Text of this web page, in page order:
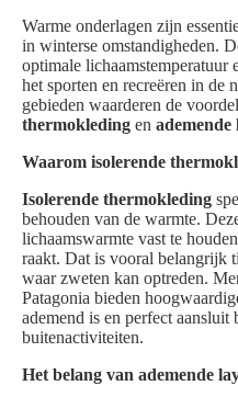
Warme onderlagen zijn
in winterse omstandigheden.
optimale lichaamstemperatuur
het sporten en recreëren in de
gebieden waarderen de
thermokleding en ademende
Waarom isolerende
Isolerende thermokleding
behouden van de warmte.
lichaamswarmte vast te
raakt. Dat is vooral belangrijk
waar zweten kan optreden.
Patagonia bieden
ademend is en perfect
buitenactiviteiten.
Het belang van ademende